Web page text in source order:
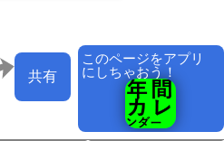
このページをアプリ
にしちゃおう！
共有